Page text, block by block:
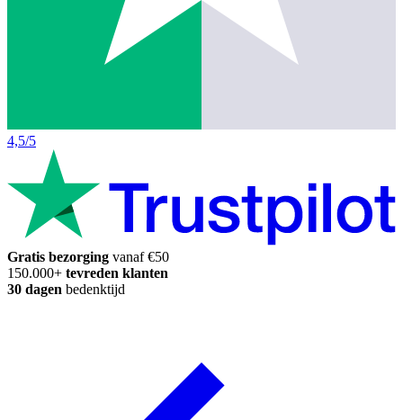
4,5/5
Gratis bezorging vanaf €50
150.000+ tevreden klanten
30 dagen bedenktijd